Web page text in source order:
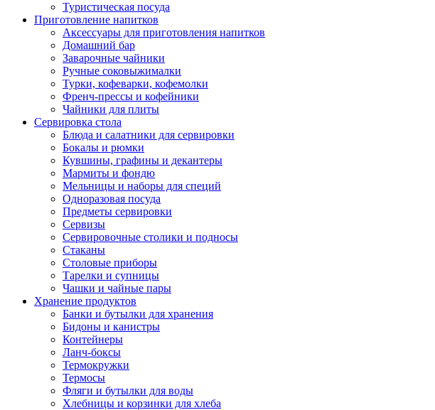
Туристическая посуда
Приготовление напитков
Аксессуары для приготовления напитков
Домашний бар
Заварочные чайники
Ручные соковыжималки
Турки, кофеварки, кофемолки
Френч-прессы и кофейники
Чайники для плиты
Сервировка стола
Блюда и салатники для сервировки
Бокалы и рюмки
Кувшины, графины и декантеры
Мармиты и фондю
Мельницы и наборы для специй
Одноразовая посуда
Предметы сервировки
Сервизы
Сервировочные столики и подносы
Стаканы
Столовые приборы
Тарелки и супницы
Чашки и чайные пары
Хранение продуктов
Банки и бутылки для хранения
Бидоны и канистры
Контейнеры
Ланч-боксы
Термокружки
Термосы
Фляги и бутылки для воды
Хлебницы и корзинки для хлеба